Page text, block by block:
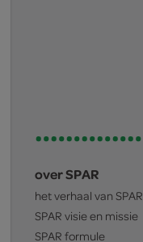
over SPAR
het verhaal van SPAR
SPAR visie en missie
SPAR formule